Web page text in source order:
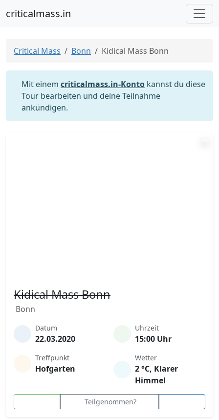
criticalmass.in
Critical Mass Bonn Kidical Mass Bonn
Mit einem criticalmass.in-Konto kannst du diese
Tour bearbeiten und deine Teilnahme
ankündigen.
Kidical Mass Bonn
Bonn
Datum
22.03.2020
Uhrzeit
15:00 Uhr
Treffpunkt
Hofgarten
Wetter
2 °C, Klarer
Himmel
Teilgenommen?